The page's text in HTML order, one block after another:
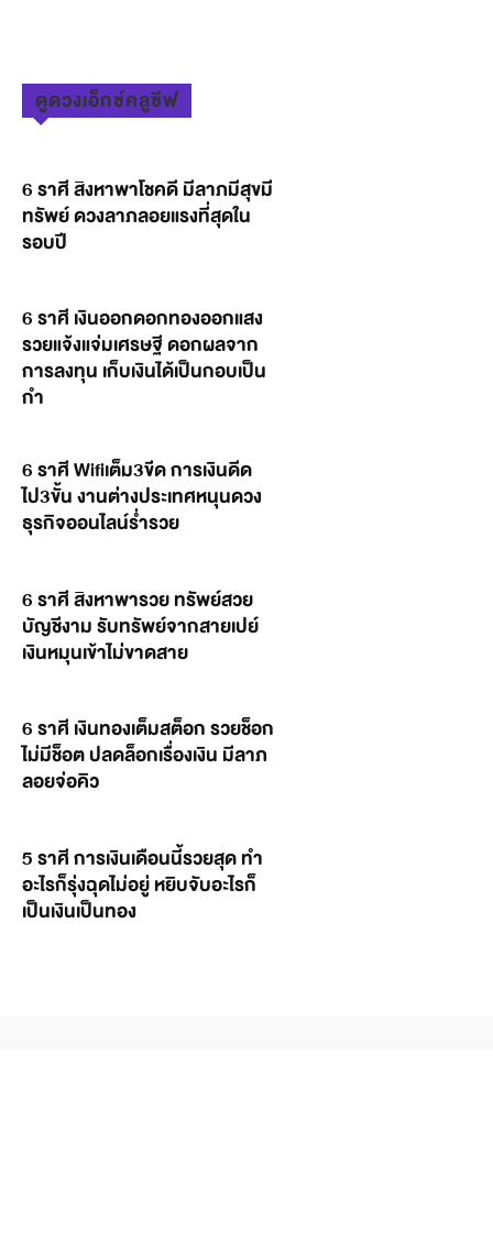
ดูดวงเอ็กซ์คลูซีฟ
6 ราศี สิงหาพาโชคดี มีลาภมีสุขมี
ทรัพย์ ดวงลาภลอยแรงที่สุดใน
รอบปี
6 ราศี เงินออกดอกทองออกแสง
รวยแจ้งแจ่มเศรษฐี ดอกผลจาก
การลงทุน เก็บเงินได้เป็นกอบเป็น
กำ
6 ราศี Wifiเต็ม3ขีด การเงินดีด
ไป3ขั้น งานต่างประเทศหนุนดวง
ธุรกิจออนไลน์ร่ำรวย
6 ราศี สิงหาพารวย ทรัพย์สวย
บัญชีงาม รับทรัพย์จากสายเปย์
เงินหมุนเข้าไม่ขาดสาย
6 ราศี เงินทองเต็มสต็อก รวยช็อก
ไม่มีช็อต ปลดล็อกเรื่องเงิน มีลาภ
ลอยจ่อคิว
5 ราศี การเงินเดือนนี้รวยสุด ทำ
อะไรก็รุ่งฉุดไม่อยู่ หยิบจับอะไรก็
เป็นเงินเป็นทอง